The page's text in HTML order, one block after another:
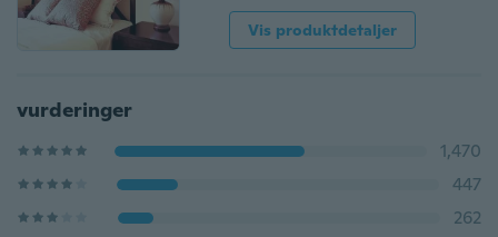
Vis produktdetaljer
vurderinger
1,470
447
262